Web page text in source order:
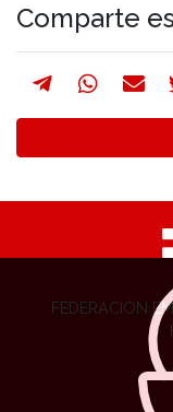
Comparte
FEDERACIÓN